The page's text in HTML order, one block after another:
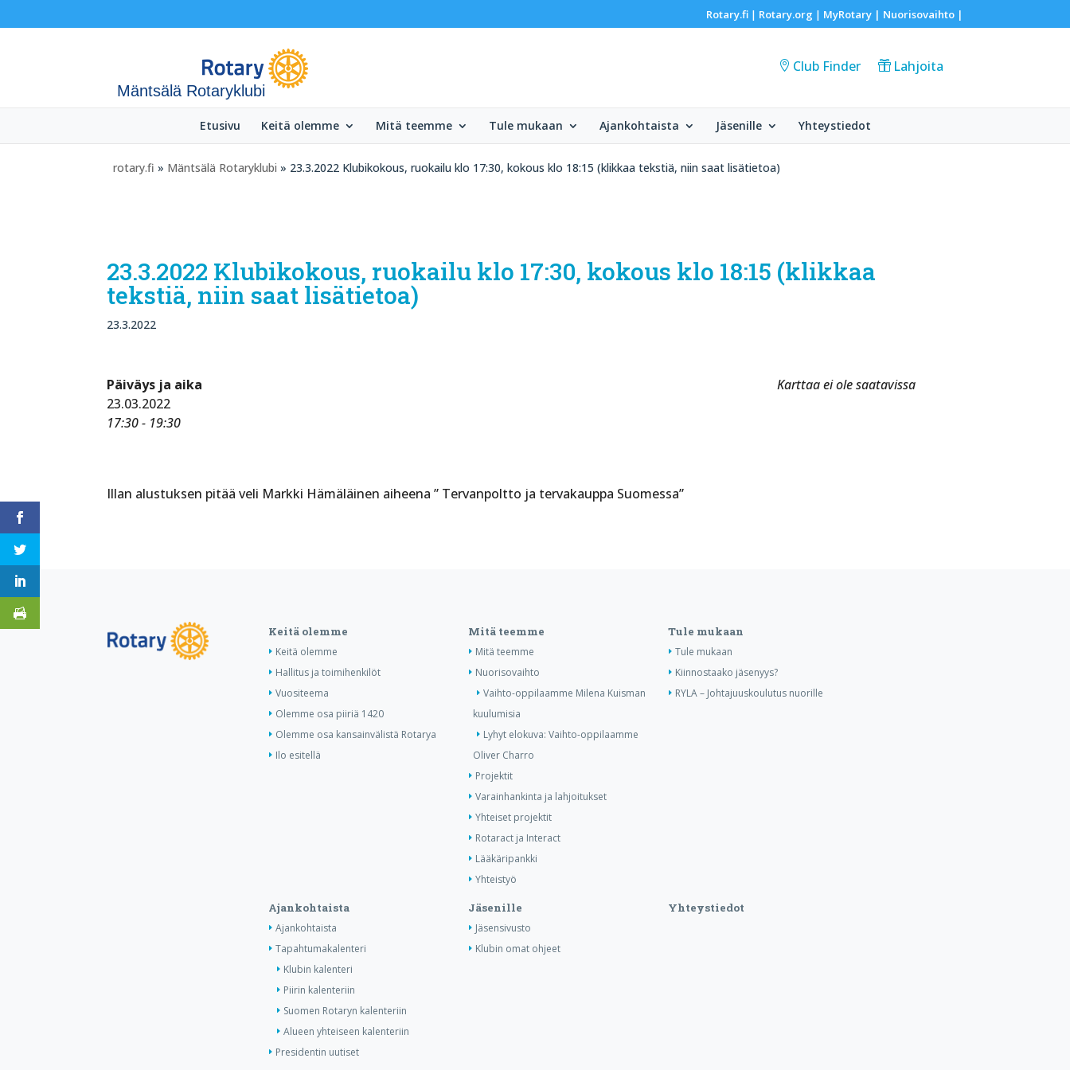
Rotary.fi| Rotary.org | MyRotary | Nuorisovaihto|
Mäntsälä Rotaryklubi
Club Finder Lahjoita
Etusivu Keitä olemme Mitä teemme Tule mukaan Ajankohtaista Jäsenille Yhteystiedot
rotary.fi » Mäntsälä Rotaryklubi » 23.3.2022 Klubikokous, ruokailu klo 17:30, kokous klo 18:15 (klikkaa tekstiä, niin saat lisätietoa)
23.3.2022 Klubikokous, ruokailu klo 17:30, kokous klo 18:15 (klikkaa
tekstiä, niin saat lisätietoa)
23.3.2022
Karttaa ei ole saatavissa
Päiväys ja aika
23.03.2022
17:30 - 19:30
Illan alustuksen pitää veli Markki Hämäläinen aiheena ” Tervanpoltto ja tervakauppa Suomessa”
Keitä olemme
Keitä olemme
Hallitus ja toimihenkilöt
Vuositeema
Olemme osa piiriä 1420
Olemme osa kansainvälistä Rotarya
Ilo esitellä
Mitä teemme
Mitä teemme
Nuorisovaihto
Vaihto-oppilaamme Milena Kuisman
kuulumisia
Lyhyt elokuva: Vaihto-oppilaamme
Oliver Charro
Projektit
Varainhankinta ja lahjoitukset
Yhteiset projektit
Rotaract ja Interact
Lääkäripankki
Yhteistyö
Tule mukaan
Tule mukaan
Kiinnostaako jäsenyys?
RYLA – Johtajuuskoulutus nuorille
Ajankohtaista
Ajankohtaista
Tapahtumakalenteri
Klubin kalenteri
Piirin kalenteriin
Suomen Rotaryn kalenteriin
Alueen yhteiseen kalenteriin
Presidentin uutiset
Jäsenille
Jäsensivusto
Klubin omat ohjeet
Yhteystiedot